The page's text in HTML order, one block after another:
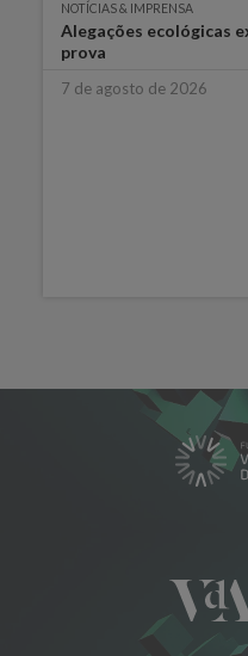
NOTÍCIAS & IMPRENSA
Alegações ecológicas
prova
7 de agosto de 2026